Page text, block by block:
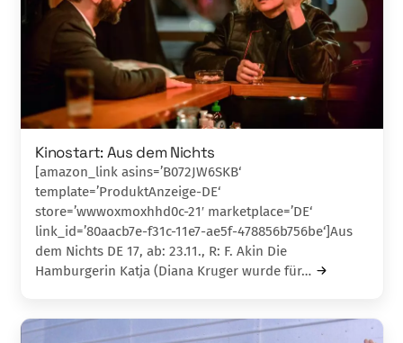
Kinostart: Aus dem Nichts
[amazon_link asins=’B072JW6SKB‘
template=’ProduktAnzeige-DE‘
store=’wwwoxmoxhhd0c-21′ marketplace=’DE‘
link_id=’80aacb7e-f31c-11e7-ae5f-478856b756be‘]Aus
dem Nichts DE 17, ab: 23.11., R: F. Akin Die
Hamburgerin Katja (Diana Kruger wurde für…